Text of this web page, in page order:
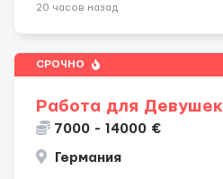
20 часов назад
СРОЧНО
Работа для Девушек
7000 - 14000 €
Германия